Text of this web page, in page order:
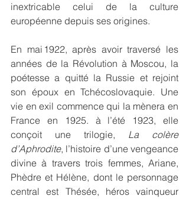
inextricable celui de la culture
européenne depuis ses origines.
En mai 1922, après avoir traversé les
années de la Révolution à Moscou, la
poétesse a quitté la Russie et rejoint
son époux en Tchécoslovaquie. Une
vie en exil commence qui la mènera en
France en 1925. à l’été 1923, elle
conçoit une trilogie, La colère
d’Aphrodite, l’histoire d’une vengeance
divine à travers trois femmes, Ariane,
Phèdre et Hélène, dont le personnage
central est Thésée, héros vainqueur